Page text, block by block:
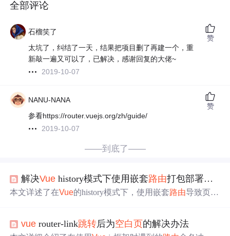
全部评论
石榴笑了
太坑了，纠结了一天，结果把项目删了再建一个，重
新敲一遍又可以了，已解决，感谢回复的大佬~
2019-10-07
赞
NANU-NANA
参看https://router.vuejs.org/zh/guide/
2019-10-07
赞
——到底了——
解决Vue history模式下使用嵌套路由打包部署后刷新页面为
本文详述了在Vue的history模式下，使用嵌套路由导致页面
过修改vue.config.js的assetsPublicPath和配置webpack解决，
vue router-link跳转后为空白页的解决办法